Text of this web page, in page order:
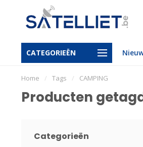
CATEGORIEËNGratis levering vanaf €950
Home / Tags / CAMPING
Producten
Categorieën